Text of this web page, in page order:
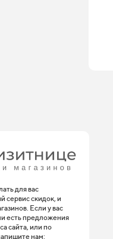
для вас
сервис скидок, и
Если у вас
есть предложения
сайта, или по
нам: